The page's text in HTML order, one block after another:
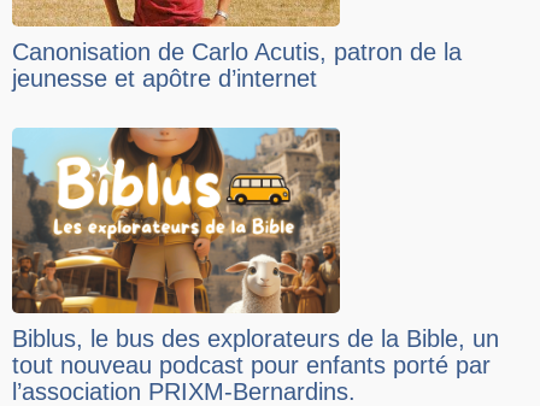
Canonisation de Carlo Acutis, patron de la
jeunesse et apôtre d’internet
Biblus, le bus des explorateurs de la Bible, un
tout nouveau podcast pour enfants porté par
l’association PRIXM-Bernardins.